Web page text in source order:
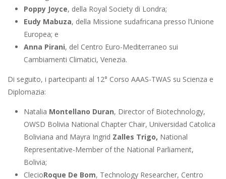
Poppy Joyce, della Royal Society di Londra;
Eudy Mabuza, della Missione sudafricana presso l’Unione
Europea; e
Anna Pirani, del Centro Euro-Mediterraneo sui
Cambiamenti Climatici, Venezia.
Di seguito, i partecipanti al 12° Corso AAAS-TWAS su Scienza e
Diplomazia:
Natalia Montellano Duran, Director of Biotechnology,
OWSD Bolivia National Chapter Chair, Universidad Catolica
Boliviana and Mayra Ingrid Zalles Trigo, National
Representative-Member of the National Parliament,
Bolivia;
ClecioRoque De Bom, Technology Researcher, Centro